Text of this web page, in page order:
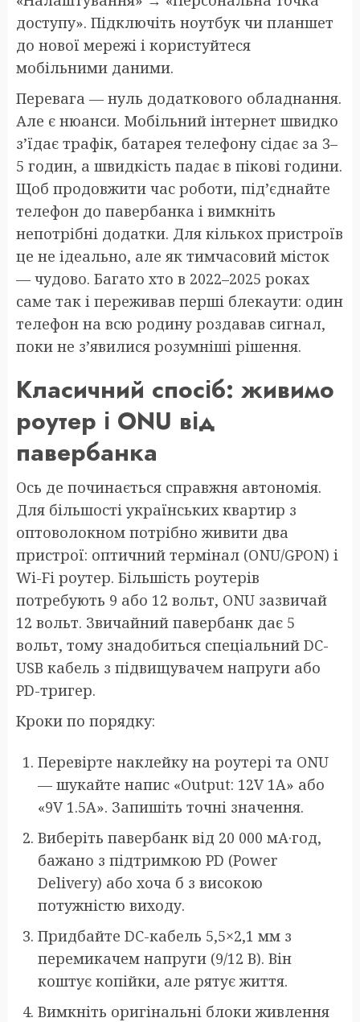
доступу». Підключіть ноутбук чи планшет
до нової мережі і користуйтеся
мобільними даними.
Перевага — нуль додаткового обладнання.
Але є нюанси. Мобільний інтернет швидко
з’їдає трафік, батарея телефону сідає за 3–
5 годин, а швидкість падає в пікові години.
Щоб продовжити час роботи, під’єднайте
телефон до павербанка і вимкніть
непотрібні додатки. Для кількох пристроїв
це не ідеально, але як тимчасовий місток
— чудово. Багато хто в 2022–2025 роках
саме так і переживав перші блекаути: один
телефон на всю родину роздавав сигнал,
поки не з’явилися розумніші рішення.
Класичний спосіб: живимо
роутер і ONU від
павербанка
Ось де починається справжня автономія.
Для більшості українських квартир з
оптоволокном потрібно живити два
пристрої: оптичний термінал (ONU/GPON) і
Wi-Fi роутер. Більшість роутерів
потребують 9 або 12 вольт, ONU зазвичай
12 вольт. Звичайний павербанк дає 5
вольт, тому знадобиться спеціальний DC-
USB кабель з підвищувачем напруги або
PD-тригер.
Кроки по порядку:
Перевірте наклейку на роутері та ONU
— шукайте напис «Output: 12V 1A» або
«9V 1.5A». Запишіть точні значення.
Виберіть павербанк від 20 000 мА·год,
бажано з підтримкою PD (Power
Delivery) або хоча б з високою
потужністю виходу.
Придбайте DC-кабель 5,5×2,1 мм з
перемикачем напруги (9/12 В). Він
коштує копійки, але рятує життя.
Вимкніть оригінальні блоки живлення